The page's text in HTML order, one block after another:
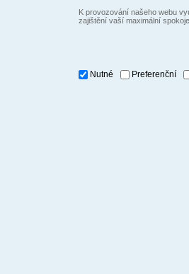
K provozování našeho webu
zajištění vaší maximální
Nutné Preferenční